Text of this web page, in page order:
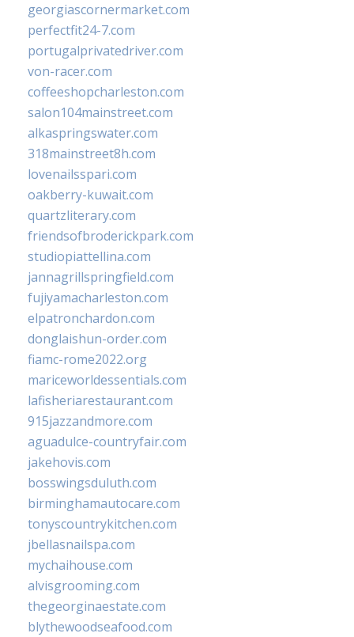
georgiascornermarket.com
perfectfit24-7.com
portugalprivatedriver.com
von-racer.com
coffeeshopcharleston.com
salon104mainstreet.com
alkaspringswater.com
318mainstreet8h.com
lovenailsspari.com
oakberry-kuwait.com
quartzliterary.com
friendsofbroderickpark.com
studiopiattellina.com
jannagrillspringfield.com
fujiyamacharleston.com
elpatronchardon.com
donglaishun-order.com
fiamc-rome2022.org
mariceworldessentials.com
lafisheriarestaurant.com
915jazzandmore.com
aguadulce-countryfair.com
jakehovis.com
bosswingsduluth.com
birminghamautocare.com
tonyscountrykitchen.com
jbellasnailspa.com
mychaihouse.com
alvisgrooming.com
thegeorginaestate.com
blythewoodseafood.com